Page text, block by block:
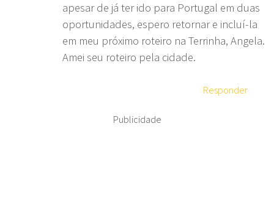
apesar de já ter ido para Portugal em duas
oportunidades, espero retornar e incluí-la
em meu próximo roteiro na Terrinha, Angela.
Amei seu roteiro pela cidade.
Responder
Publicidade